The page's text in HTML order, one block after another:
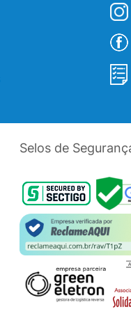
Selos de